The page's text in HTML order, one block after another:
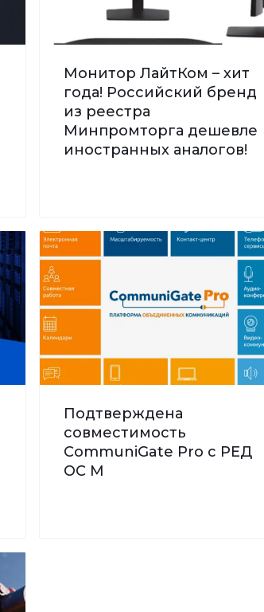
Монитор ЛайтКом – хит
года! Российский бренд
из реестра
Минпромторга дешевле
иностранных аналогов!
Подтверждена
совместимость
CommuniGate Pro с РЕД
ОС М